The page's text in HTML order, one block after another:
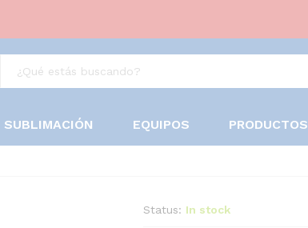
SUBLIMACIÓN EQUIPOS PRODUCTOS
Status: In stock